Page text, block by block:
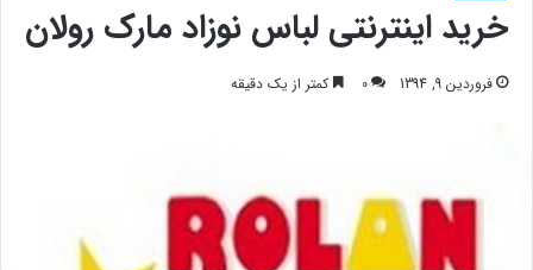
خرید اینترنتی لباس نوزاد مارک رولان
فروردین 9, 1394 0 کمتر از یک دقیقه